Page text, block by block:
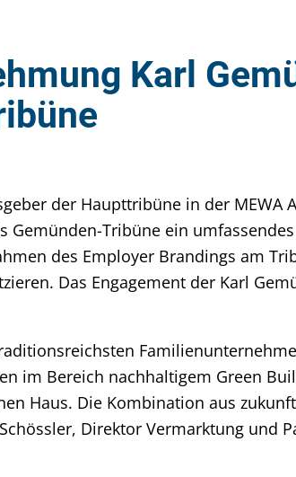
Karl
der Haupttribüne in der MEWA
Tribüne ein
des Employer Brandings am
Das Engagement der Karl
im Bereich nachhaltigem Green
Haus. Die Kombination aus
Direktor Vermarktung und